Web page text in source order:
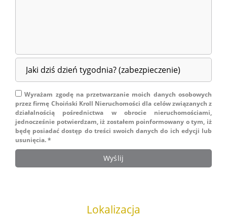
Wyrażam zgodę na przetwarzanie moich danych osobowych
przez firmę Choiński Kroll Nieruchomości dla celów związanych z
działalnością pośrednictwa w obrocie nieruchomościami,
jednocześnie potwierdzam, iż zostałem poinformowany o tym, iż
będę posiadać dostęp do treści swoich danych do ich edycji lub
usunięcia. *
Lokalizacja